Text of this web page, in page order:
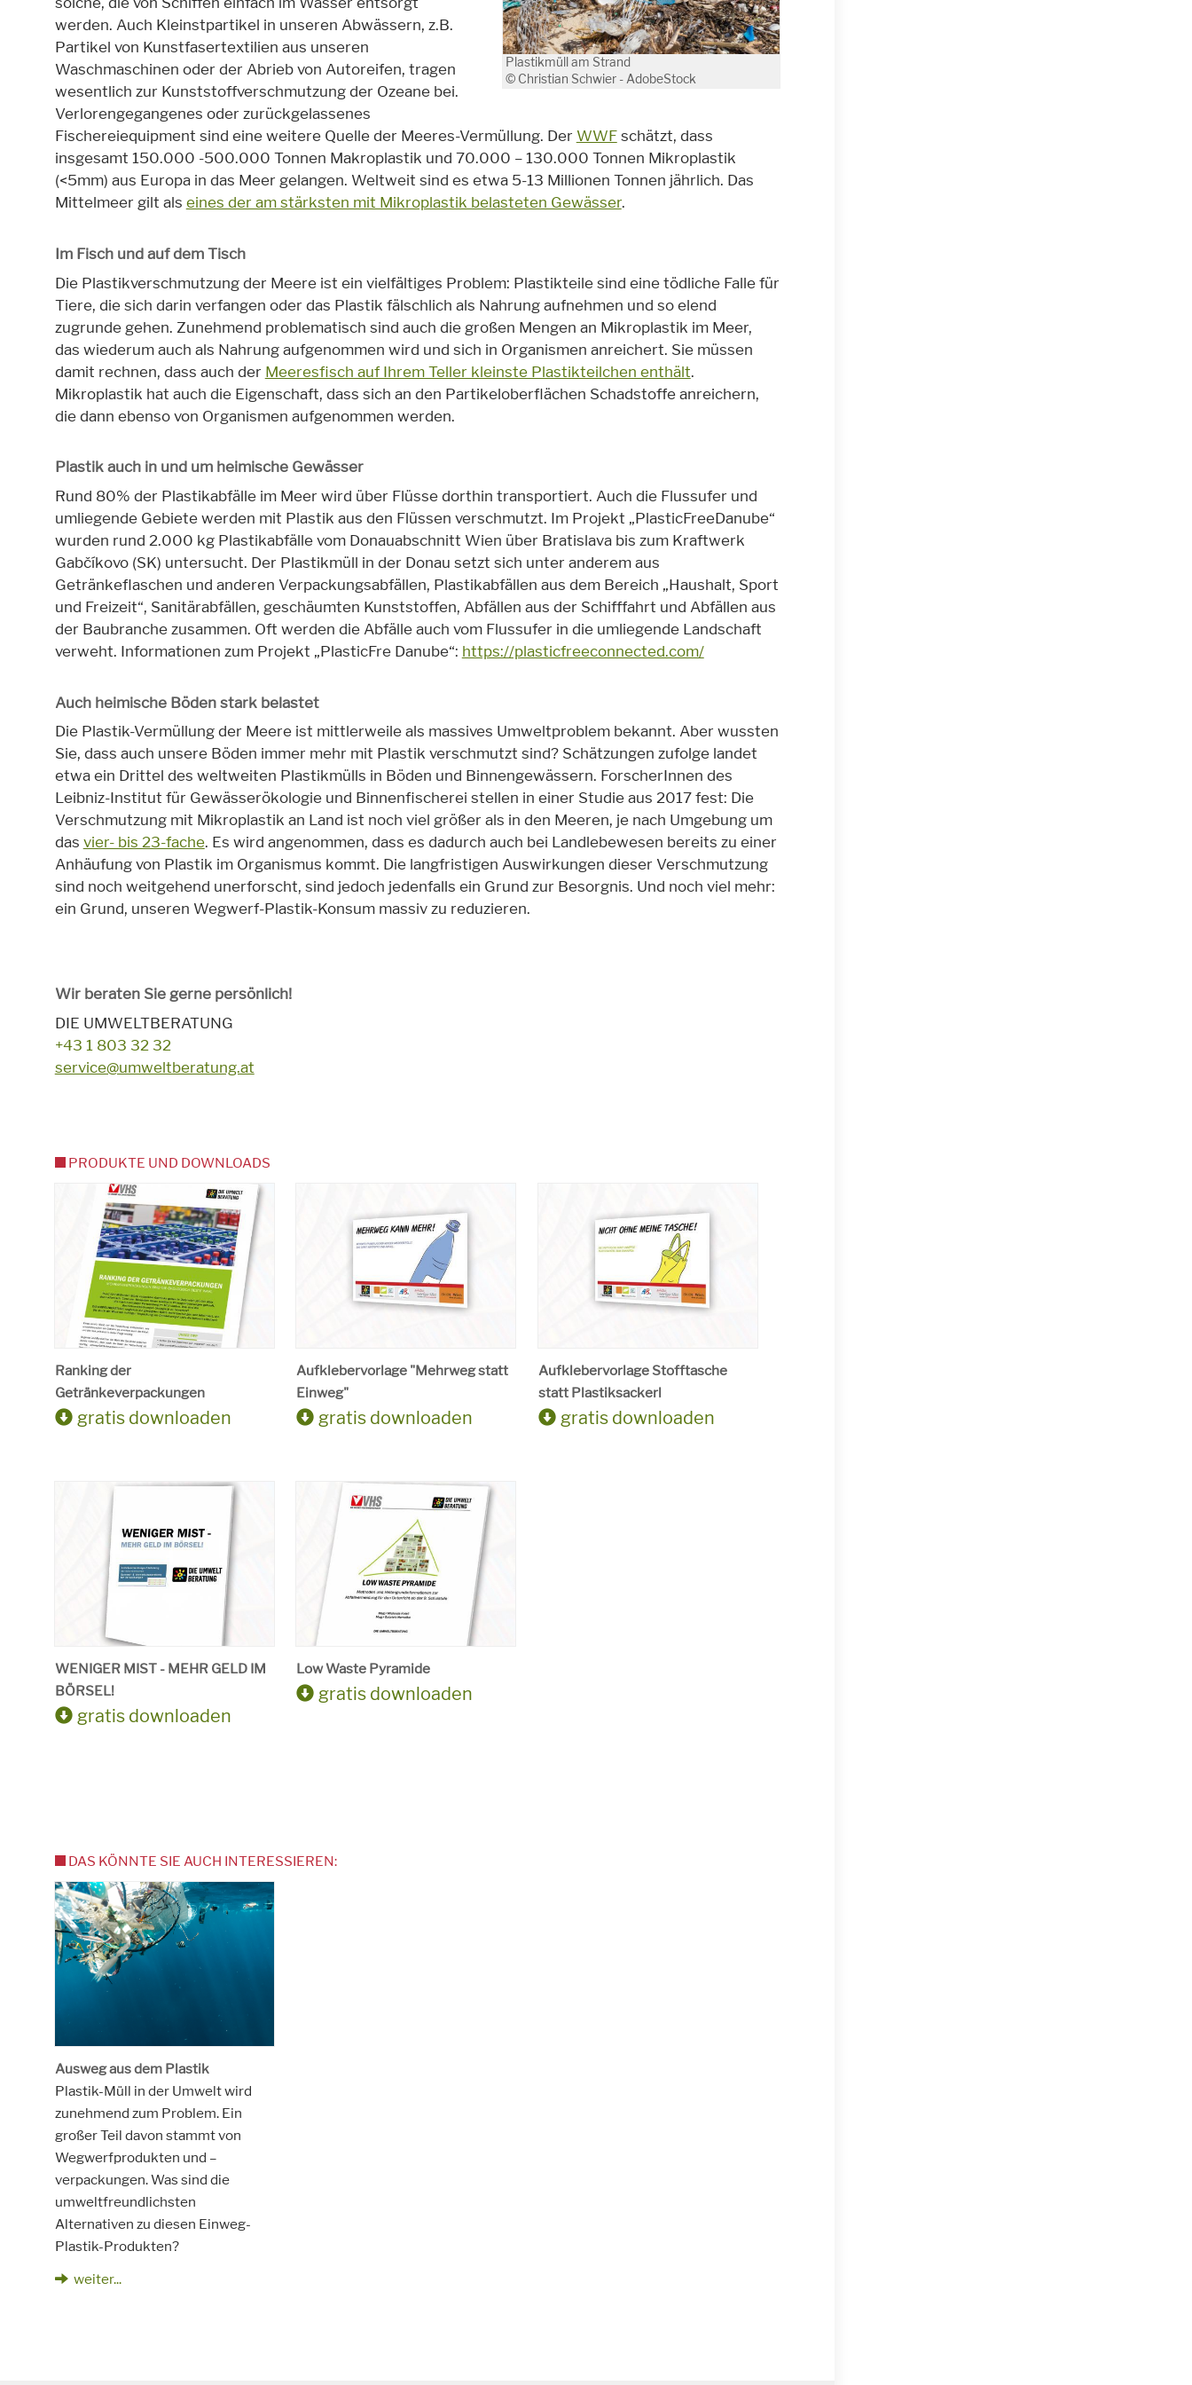
Plastikmüll am Strand
© Christian Schwier - AdobeStock
werden. Auch Kleinstpartikel in unseren Abwässern, z.B.
Partikel von Kunstfasertextilien aus unseren
Waschmaschinen oder der Abrieb von Autoreifen, tragen
wesentlich zur Kunststoffverschmutzung der Ozeane bei.
Verlorengegangenes oder zurückgelassenes
Fischereiequipment sind eine weitere Quelle der Meeres-Vermüllung. Der WWFschätzt, dass
insgesamt 150.000 -500.000 Tonnen Makroplastik und 70.000 – 130.000 Tonnen Mikroplastik
(<5mm) aus Europa in das Meer gelangen. Weltweit sind es etwa 5-13 Millionen Tonnen jährlich. Das
Mittelmeer gilt als eines der am stärksten mit Mikroplastik belasteten Gewässer.
Im Fisch und auf dem Tisch
Die Plastikverschmutzung der Meere ist ein vielfältiges Problem: Plastikteile sind eine tödliche Falle für
Tiere, die sich darin verfangen oder das Plastik fälschlich als Nahrung aufnehmen und so elend
zugrunde gehen. Zunehmend problematisch sind auch die großen Mengen an Mikroplastik im Meer,
das wiederum auch als Nahrung aufgenommen wird und sich in Organismen anreichert. Sie müssen
damit rechnen, dass auch der Meeresfisch auf Ihrem Teller kleinste Plastikteilchen enthält.
Mikroplastik hat auch die Eigenschaft, dass sich an den Partikeloberflächen Schadstoffe anreichern,
die dann ebenso von Organismen aufgenommen werden.
Plastik auch in und um heimische Gewässer
Rund 80% der Plastikabfälle im Meer wird über Flüsse dorthin transportiert. Auch die Flussufer und
umliegende Gebiete werden mit Plastik aus den Flüssen verschmutzt. Im Projekt „PlasticFreeDanube“
wurden rund 2.000 kg Plastikabfälle vom Donauabschnitt Wien über Bratislava bis zum Kraftwerk
Gabčíkovo (SK) untersucht. Der Plastikmüll in der Donau setzt sich unter anderem aus
Getränkeflaschen und anderen Verpackungsabfällen, Plastikabfällen aus dem Bereich „Haushalt, Sport
und Freizeit“, Sanitärabfällen, geschäumten Kunststoffen, Abfällen aus der Schifffahrt und Abfällen aus
der Baubranche zusammen. Oft werden die Abfälle auch vom Flussufer in die umliegende Landschaft
verweht. Informationen zum Projekt „PlasticFre Danube“: https://plasticfreeconnected.com/
Auch heimische Böden stark belastet
Die Plastik-Vermüllung der Meere ist mittlerweile als massives Umweltproblem bekannt. Aber wussten
Sie, dass auch unsere Böden immer mehr mit Plastik verschmutzt sind? Schätzungen zufolge landet
etwa ein Drittel des weltweiten Plastikmülls in Böden und Binnengewässern. ForscherInnen des
Leibniz-Institut für Gewässerökologie und Binnenfischerei stellen in einer Studie aus 2017 fest: Die
Verschmutzung mit Mikroplastik an Land ist noch viel größer als in den Meeren, je nach Umgebung um
das vier- bis 23-fache. Es wird angenommen, dass es dadurch auch bei Landlebewesen bereits zu einer
Anhäufung von Plastik im Organismus kommt. Die langfristigen Auswirkungen dieser Verschmutzung
sind noch weitgehend unerforscht, sind jedoch jedenfalls ein Grund zur Besorgnis. Und noch viel mehr:
ein Grund, unseren Wegwerf-Plastik-Konsum massiv zu reduzieren.
Wir beraten Sie gerne persönlich!
DIE UMWELTBERATUNG
+43 1 803 32 32
service@umweltberatung.at
PRODUKTE UND DOWNLOADS
Ranking der
Getränkeverpackungen
gratis downloaden
Aufklebervorlage "Mehrweg statt
Einweg"
gratis downloaden
Aufklebervorlage Stofftasche
statt Plastiksackerl
gratis downloaden
WENIGER MIST - MEHR GELD IM
BÖRSEL!
gratis downloaden
Low Waste Pyramide
gratis downloaden
DAS KÖNNTE SIE AUCH INTERESSIEREN:
Ausweg aus dem Plastik
Plastik-Müll in der Umwelt wird
zunehmend zum Problem. Ein
großer Teil davon stammt von
Wegwerfprodukten und –
verpackungen. Was sind die
umweltfreundlichsten
Alternativen zu diesen Einweg-
Plastik-Produkten?
weiter...